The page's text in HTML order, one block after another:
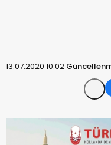
13.07.2020 10:02